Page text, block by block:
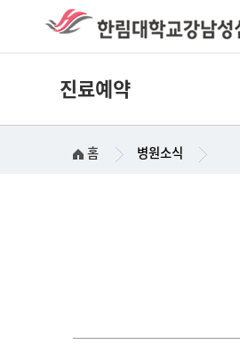
진료예약
홈 병원소식